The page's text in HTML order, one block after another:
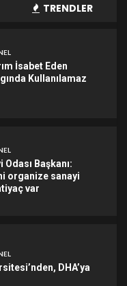
TRENDLER
İsabet Eden
Kullanılamaz
Başkanı:
organize sanayi
var
DHA’ya